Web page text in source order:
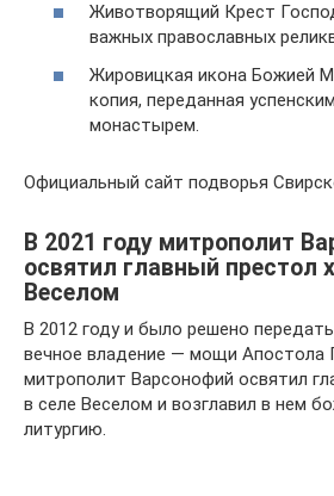
Животворящий Крест
важных православных
Жировицкая икона Божией
копия, переданная
монастырем.
Официальный сайт подворья
В 2021 году митрополит
освятил главный престол
Веселом
В 2012 году и было решено
вечное владение — мощи Апостола
митрополит Варсонофий освятил
в селе Веселом и возглавил в нем
литургию.